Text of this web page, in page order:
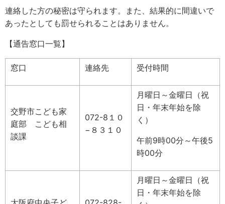
連絡した方の秘密は守られます。また、結果的に間違いで
あったとしても罰せられることはありません。
【通告窓口一覧】
窓口 連絡先 受付時間
交野市こども家
庭部 こども相
談課
072-8１０
−８３１０
月曜日～金曜日（祝
日・年末年始を除
く）
午前9時00分～午後5
時00分
月曜日～金曜日（祝
日・年末年始を除